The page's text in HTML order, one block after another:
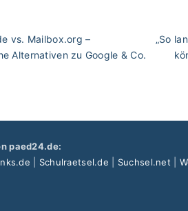
vs. Mailbox.org –
Alternativen zu Google & Co.
„So
paed24.de:
Schulraetsel.de Suchsel.net